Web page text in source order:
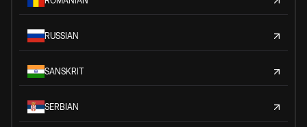
RUSSIAN
SANSKRIT
SERBIAN